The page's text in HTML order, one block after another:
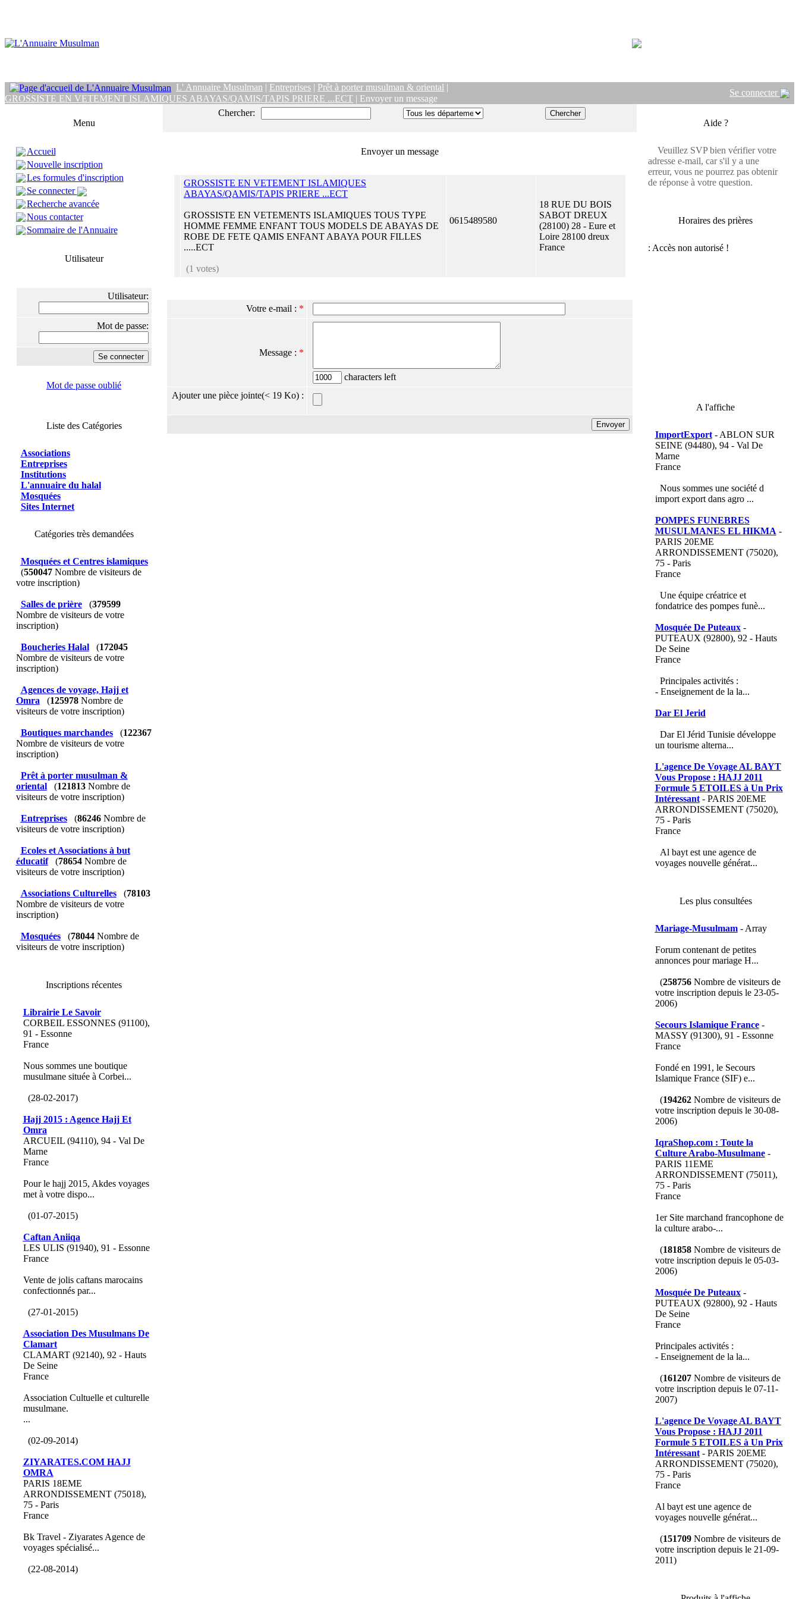
L' Annuaire Musulman | Entreprises | Prêt à porter musulman & oriental |
GROSSISTE EN VETEMENT ISLAMIQUES ABAYAS/QAMIS/TAPIS PRIERE ...ECT | Envoyer un message
Se connecter
Menu
Accueil
Nouvelle inscription
Les formules d'inscription
Se connecter
Recherche avancée
Nous contacter
Sommaire de l'Annuaire
Utilisateur
Utilisateur:
Mot de passe:
Mot de passe oublié
Liste des Catégories
Associations
Entreprises
Institutions
L'annuaire du halal
Mosquées
Sites Internet
Catégories très demandées
Mosquées et Centres islamiques
(550047Nombre de visiteurs de
votre inscription)
Salles de prière (379599
Nombre de visiteurs de votre
inscription)
Boucheries Halal (172045
Nombre de visiteurs de votre
inscription)
Agences de voyage, Hajj et
Omra
(125978Nombre de
visiteurs de votre inscription)
Boutiques marchandes (122367
Nombre de visiteurs de votre
inscription)
Prêt à porter musulman &
oriental
(121813Nombre de
visiteurs de votre inscription)
Entreprises (86246Nombre de
visiteurs de votre inscription)
Ecoles et Associations à but
éducatif
(78654Nombre de
visiteurs de votre inscription)
Associations Culturelles (78103
Nombre de visiteurs de votre
inscription)
Mosquées (78044Nombre de
visiteurs de votre inscription)
Inscriptions récentes
Librairie Le Savoir
CORBEIL ESSONNES (91100),
91 - Essonne
France
Nous sommes une boutique
musulmane située à Corbei...
(28-02-2017)
Hajj 2015 : Agence Hajj Et
Omra
ARCUEIL (94110), 94 - Val De
Marne
France
Pour le hajj 2015, Akdes voyages
met à votre dispo...
(01-07-2015)
Caftan Aniiqa
LES ULIS (91940), 91 - Essonne
France
Vente de jolis caftans marocains
confectionnés par...
(27-01-2015)
Association Des Musulmans De
Clamart
CLAMART (92140), 92 - Hauts
De Seine
France
Association Cultuelle et culturelle
musulmane.
...
(02-09-2014)
ZIYARATES.COM HAJJ
OMRA
PARIS 18EME
ARRONDISSEMENT (75018),
75 - Paris
France
Bk Travel - Ziyarates Agence de
voyages spécialisé...
(22-08-2014)
Chercher:
Envoyer un message
GROSSISTE EN VETEMENT ISLAMIQUES
ABAYAS/QAMIS/TAPIS PRIERE ...ECT
GROSSISTE EN VETEMENTS ISLAMIQUES TOUS TYPE
HOMME FEMME ENFANT TOUS MODELS DE ABAYAS DE
ROBE DE FETE QAMIS ENFANT ABAYA POUR FILLES
.....ECT
(1 votes)
0615489580
18 RUE DU BOIS
SABOT DREUX
(28100) 28 - Eure et
Loire 28100 dreux
France
Votre e-mail : *
Message : *
characters left
Ajouter une pièce jointe(< 19 Ko) :
Aide ?
Veuillez SVP bien vérifier votre
adresse e-mail, car s'il y a une
erreur, vous ne pourrez pas obtenir
de réponse à votre question.
Horaires des prières
A l'affiche
ImportExport- ABLON SUR
SEINE (94480), 94 - Val De
Marne
France
Nous sommes une société d
import export dans agro ...
POMPES FUNEBRES
MUSULMANES EL HIKMA -
PARIS 20EME
ARRONDISSEMENT (75020),
75 - Paris
France
Une équipe créatrice et
fondatrice des pompes funè...
Mosquée De Puteaux-
PUTEAUX (92800), 92 - Hauts
De Seine
France
Principales activités :
- Enseignement de la la...
Dar El Jerid
Dar El Jérid Tunisie développe
un tourisme alterna...
L'agence De Voyage AL BAYT
Vous Propose : HAJJ 2011
Formule 5 ETOILES à Un Prix
Intéressant- PARIS 20EME
ARRONDISSEMENT (75020),
75 - Paris
France
Al bayt est une agence de
voyages nouvelle générat...
Les plus consultées
Mariage-Musulmam- Array
Forum contenant de petites
annonces pour mariage H...
(258756Nombre de visiteurs de
votre inscription depuis le 23-05-
2006)
Secours Islamique France-
MASSY (91300), 91 - Essonne
France
Fondé en 1991, le Secours
Islamique France (SIF) e...
(194262Nombre de visiteurs de
votre inscription depuis le 30-08-
2006)
IqraShop.com : Toute la
Culture Arabo-Musulmane-
PARIS 11EME
ARRONDISSEMENT (75011),
75 - Paris
France
1er Site marchand francophone de
la culture arabo-...
(181858Nombre de visiteurs de
votre inscription depuis le 05-03-
2006)
Mosquée De Puteaux-
PUTEAUX (92800), 92 - Hauts
De Seine
France
Principales activités :
- Enseignement de la la...
(161207Nombre de visiteurs de
votre inscription depuis le 07-11-
2007)
L'agence De Voyage AL BAYT
Vous Propose : HAJJ 2011
Formule 5 ETOILES à Un Prix
Intéressant- PARIS 20EME
ARRONDISSEMENT (75020),
75 - Paris
France
Al bayt est une agence de
voyages nouvelle générat...
(151709Nombre de visiteurs de
votre inscription depuis le 21-09-
2011)